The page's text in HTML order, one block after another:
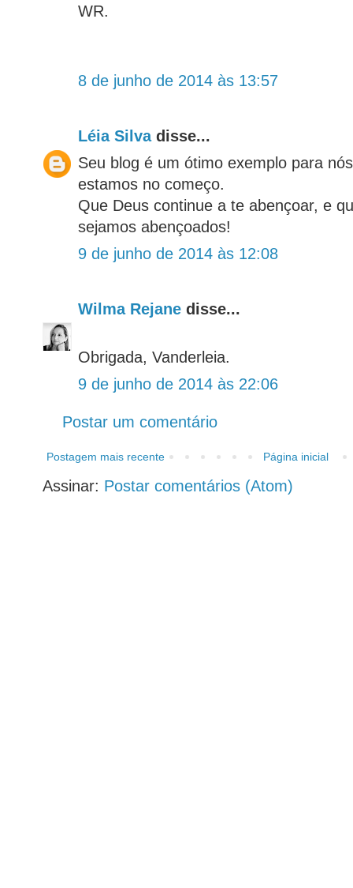
WR.
8 de junho de 2014 às 13:57
Léia Silvadisse...
Seu blog é um ótimo exemplo para
estamos no começo.
Que Deus continue a te abençoar, e
sejamos abençoados!
9 de junho de 2014 às 12:08
Wilma Rejane disse...
Obrigada, Vanderleia.
9 de junho de 2014 às 22:06
Postar um comentário
Postagem mais recente Página inicial
Assinar: Postar comentários (Atom)